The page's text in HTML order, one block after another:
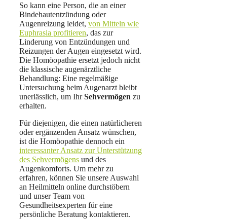
So kann eine Person, die an einer
Bindehautentzündung oder
Augenreizung leidet, von Mitteln wie
Euphrasia profitieren, das zur
Linderung von Entzündungen und
Reizungen der Augen eingesetzt wird.
Die Homöopathie ersetzt jedoch nicht
die klassische augenärztliche
Behandlung: Eine regelmäßige
Untersuchung beim Augenarzt bleibt
unerlässlich, um IhrSehvermögen zu
erhalten.
Für diejenigen, die einen natürlicheren
oder ergänzenden Ansatz wünschen,
ist die Homöopathie dennoch ein
interessanter Ansatz zur Unterstützung
des Sehvermögens und des
Augenkomforts. Um mehr zu
erfahren, können Sie unsere Auswahl
an Heilmitteln online durchstöbern
und unser Team von
Gesundheitsexperten für eine
persönliche Beratung kontaktieren.